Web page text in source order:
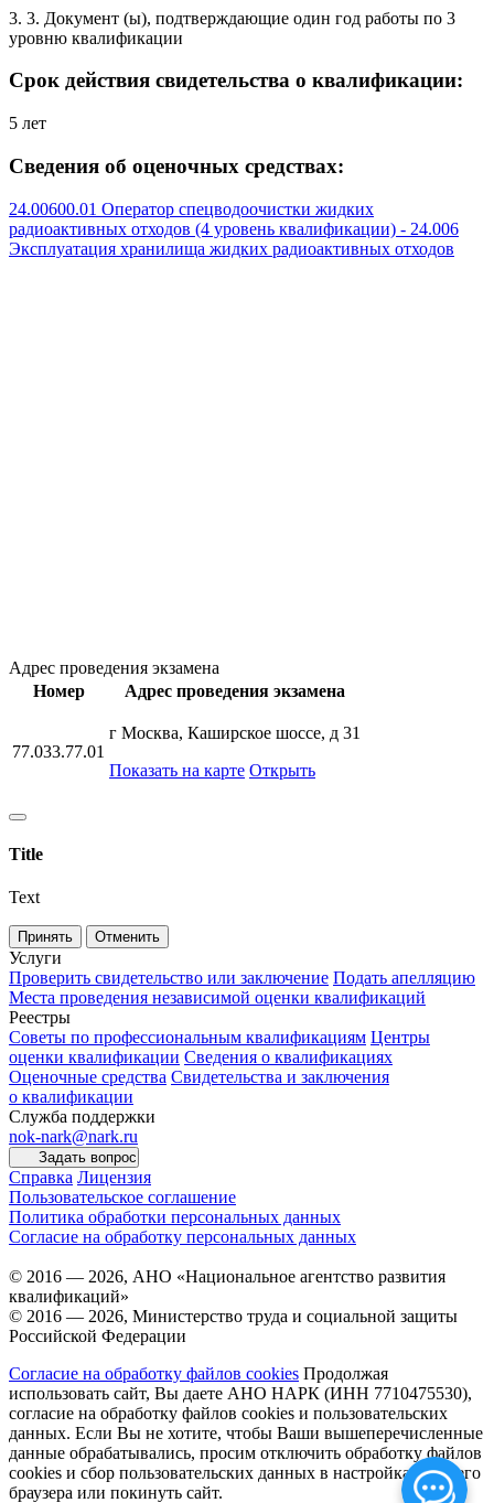
3. 3. Документ (ы), подтверждающие один год работы по 3
уровню квалификации
Срок действия свидетельства о квалификации:
5 лет
Сведения об оценочных средствах:
24.00600.01 Оператор спецводоочистки жидких
радиоактивных отходов (4 уровень квалификации) - 24.006
Эксплуатация хранилища жидких радиоактивных отходов
Адрес проведения экзамена
Номер
Адрес проведения экзамена
77.033.77.01
г Москва, Каширское шоссе, д 31
Показать на карте Открыть
Title
Text
Принять Отменить
Услуги
Проверить свидетельство или заключение Подать апелляцию
Места проведения независимой оценки квалификаций
Реестры
Советы по профессиональным квалификациям Центры
оценки квалификации Сведения о квалификациях
Оценочные средства Свидетельства и заключения
о квалификации
Служба поддержки
nok-nark@nark.ru
Задать вопрос
Справка Лицензия
Пользовательское соглашение
Политика обработки персональных данных
Согласие на обработку персональных данных
© 2016 — 2026, АНО «Национальное агентство развития
квалификаций»
© 2016 — 2026, Министерство труда и социальной защиты
Российской Федерации
Согласие на обработку файлов cookies Продолжая
использовать сайт, Вы даете АНО НАРК (ИНН 7710475530),
согласие на обработку файлов cookies и пользовательских
данных. Если Вы не хотите, чтобы Ваши вышеперечисленные
данные обрабатывались, просим отключить обработку файлов
cookies и сбор пользовательских данных в настройках Вашего
браузера или покинуть сайт.